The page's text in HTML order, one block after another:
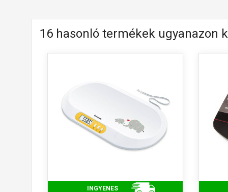
16 hasonló termékek ugyanazon
INGYENES